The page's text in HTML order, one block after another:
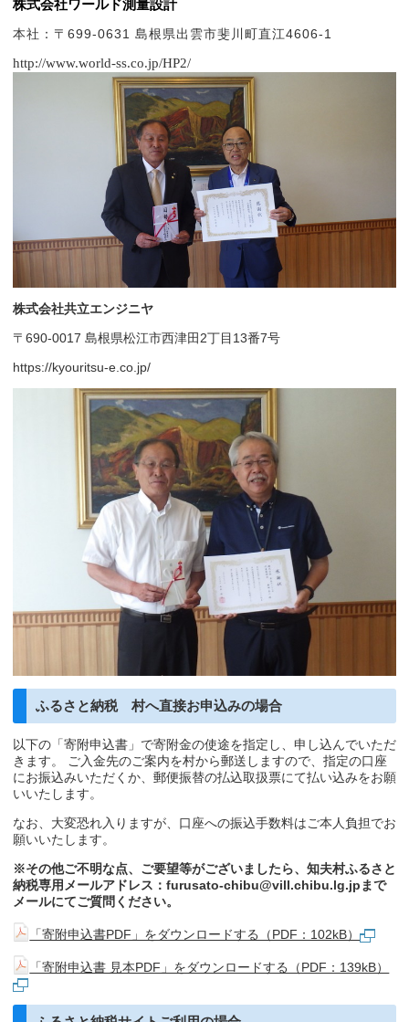
株式会社ワールド測量設計
本社：〒699-0631 島根県出雲市斐川町直江4606-1
http://www.world-ss.co.jp/HP2/
株式会社共立エンジニヤ
〒690-0017 島根県松江市西津田2丁目13番7号
https://kyouritsu-e.co.jp/
ふるさと納税 村へ直接お申込みの場合
以下の「寄附申込書」で寄附金の使途を指定し、申し込んでいただ
きます。 ご入金先のご案内を村から郵送しますので、指定の口座
にお振込みいただくか、郵便振替の払込取扱票にて払い込みをお願
いいたします。
なお、大変恐れ入りますが、口座への振込手数料はご本人負担でお
願いいたします。
※その他ご不明な点、ご要望等がございましたら、 知夫村ふるさと
納税専用メールアドレス： furusato-chibu@vill.chibu.lg.jp まで
メールにてご質問ください。
「寄附申込書PDF」をダウンロードする（PDF：102kB）
「寄附申込書 見本PDF」をダウンロードする（PDF：139kB）